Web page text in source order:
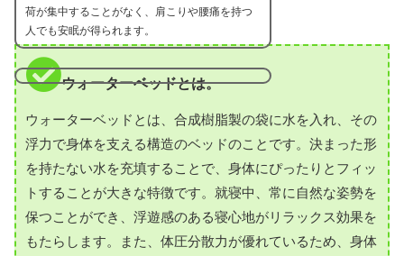
荷が集中することがなく、肩こりや腰痛を持つ
人でも安眠が得られます。
ウォーターベッドとは。
ウォーターベッドとは、合成樹脂製の袋に水を入れ、その
浮力で身体を支える構造のベッドのことです。決まった形
を持たない水を充填することで、身体にぴったりとフィッ
トすることが大きな特徴です。就寝中、常に自然な姿勢を
保つことができ、浮遊感のある寝心地がリラックス効果を
もたらします。また、体圧分散力が優れているため、身体